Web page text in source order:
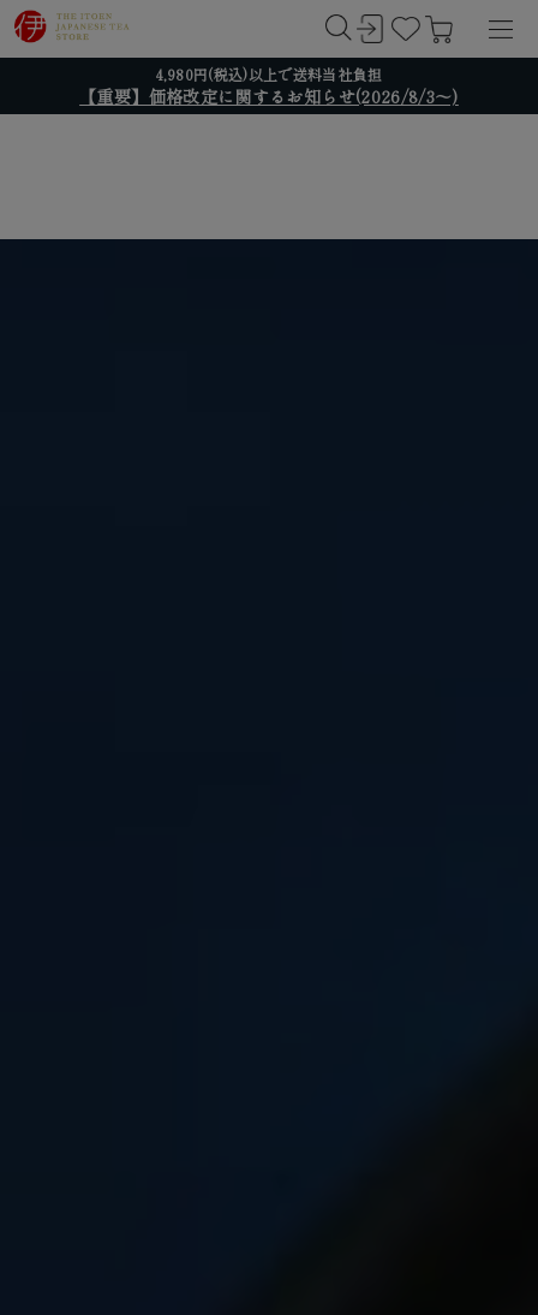
4,980円(税込)以上で送料当社負担
【重要】価格改定に関するお知らせ(2026/8/3～)